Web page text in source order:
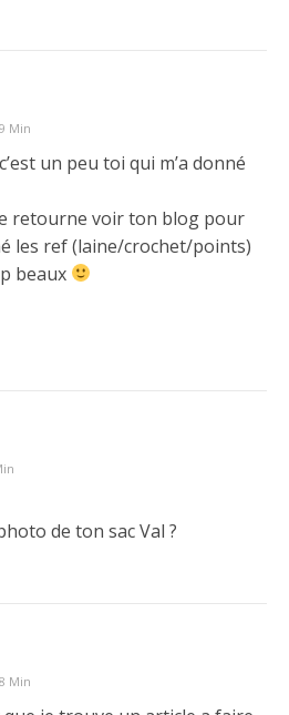
Min
un peu toi qui m’a donné
retourne voir ton blog pour
les ref (laine/crochet/points)
beaux
de ton sac Val ?
Min